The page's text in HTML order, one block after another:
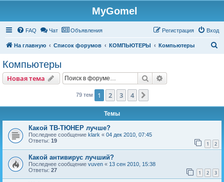
MyGomel
FAQ Чат Объявления Вход
Регистрация
На главную Список форумов КОМПЬЮТЕРЫ Компьютеры
Компьютеры
Новая тема
Новаятема Поиск
79 тем 1 2 3 4
Темы
Какой ТВ-ТЮНЕР лучше?
Последнее сообщение klark « 04 дек 2010, 07:45
Ответы: 19 1 2
Какой антивирус лучший?
Последнее сообщение vuven « 13 сен 2010, 15:38
Ответы: 27 1 2 3